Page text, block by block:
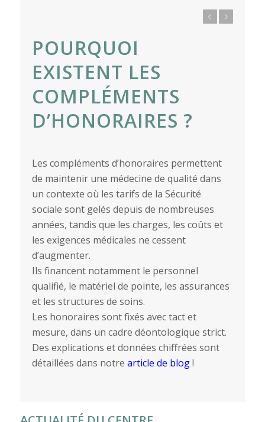
POURQUOI
EXISTENT LES
COMPLÉMENTS
D’HONORAIRES ?
Les compléments d’honoraires permettent
de maintenir une médecine de qualité dans
un contexte où les tarifs de la Sécurité
sociale sont gelés depuis de nombreuses
années, tandis que les charges, les coûts et
les exigences médicales ne cessent
d’augmenter.
Ils financent notamment le personnel
qualifié, le matériel de pointe, les assurances
et les structures de soins.
Les honoraires sont fixés avec tact et
mesure, dans un cadre déontologique strict.
Des explications et données chiffrées sont
détaillées dans notre article de blog!